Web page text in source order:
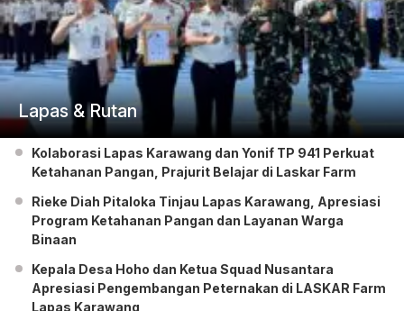
Lapas & Rutan
Kolaborasi Lapas Karawang dan Yonif TP 941 Perkuat
Ketahanan Pangan, Prajurit Belajar di Laskar Farm
Rieke Diah Pitaloka Tinjau Lapas Karawang, Apresiasi
Program Ketahanan Pangan dan Layanan Warga
Binaan
Kepala Desa Hoho dan Ketua Squad Nusantara
Apresiasi Pengembangan Peternakan di LASKAR Farm
Lapas Karawang